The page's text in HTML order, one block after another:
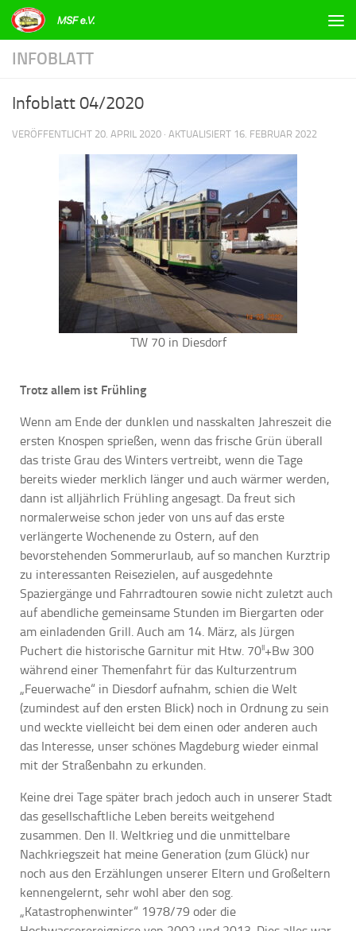
Zum Inhalt springen
INFOBLATT
Infoblatt 04/2020
VERÖFFENTLICHT 20. APRIL 2020 · AKTUALISIERT 16. FEBRUAR 2022
TW 70 in Diesdorf
Trotz allem ist Frühling
Wenn am Ende der dunklen und nasskalten Jahreszeit die
ersten Knospen sprießen, wenn das frische Grün überall
das triste Grau des Winters vertreibt, wenn die Tage
bereits wieder merklich länger und auch wärmer werden,
dann ist alljährlich Frühling angesagt. Da freut sich
normalerweise schon jeder von uns auf das erste
verlängerte Wochenende zu Ostern, auf den
bevorstehenden Sommerurlaub, auf so manchen Kurztrip
zu interessanten Reisezielen, auf ausgedehnte
Spaziergänge und Fahrradtouren sowie nicht zuletzt auch
auf abendliche gemeinsame Stunden im Biergarten oder
am einladenden Grill. Auch am 14. März, als Jürgen
Puchert die historische Garnitur mit Htw. 70II+Bw 300
während einer Themenfahrt für das Kulturzentrum
„Feuerwache“ in Diesdorf aufnahm, schien die Welt
(zumindest auf den ersten Blick) noch in Ordnung zu sein
und weckte vielleicht bei dem einen oder anderen auch
das Interesse, unser schönes Magdeburg wieder einmal
mit der Straßenbahn zu erkunden.
Keine drei Tage später brach jedoch auch in unserer Stadt
das gesellschaftliche Leben bereits weitgehend
zusammen. Den II. Weltkrieg und die unmittelbare
Nachkriegszeit hat meine Generation (zum Glück) nur
noch aus den Erzählungen unserer Eltern und Großeltern
kennengelernt, sehr wohl aber den sog.
„Katastrophenwinter“ 1978/79 oder die